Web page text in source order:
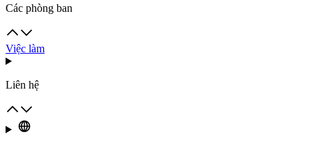
Các phòng ban
Việc làm
Liên hệ